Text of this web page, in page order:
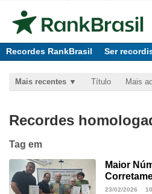
Recordes RankBrasil Ser
Mais recentes Título Mais
Recordes
Tag em
Maior
23/02/2026